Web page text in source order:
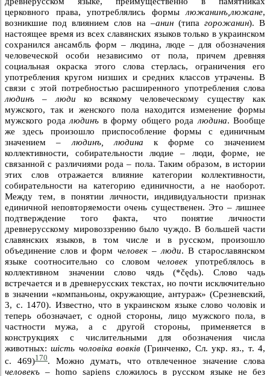
церковного права, употреблялись формы люжанинъ,люжане,
возникшие под влиянием слов на –анин(типа горожанин). В
настоящее время из всех славянских языков только в украинском
сохранился ансамбль форм – людина, люде – для обозначения
человеческой особи независимо от пола, причем древняя
социальная окраска этого слова стерлась, ограничения его
употребления кругом низших и средних классов утрачены. В
связи с этой потребностью расширенного употребления слова
людинъ – люди ко всякому человеческому существу как
мужского, так и женского пола находится изменение формы
мужского рода людинъ в форму общего рода людина. Вообще
же здесь произошло приспособление формы с единичным
значением – людинъ, людина к форме со значением
коллективности, собирательности людие – люди, форме, не
связанной с различиями рода – пола. Таким образом, в истории
этих слов отражается влияние категории коллективности,
собирательности на категорию единичности, а не наоборот.
Между тем, в понятии личности, индивидуальности признак
единичной неповторяемости очень существенен. Это – лишнее
подтверждение того факта, что понятие личности
древнерусскому мировоззрению было чуждо. В большей части
славянских языков, в том числе и в русском, произошло
объединение слов и форм человек – люди. В старославянском
языке соотносительно со словомчеловек употреблялось в
коллективном значении слово чядь (*čędь). Слово чадь
встречается и в древнерусских текстах, но почти исключительно
в значении «компаньоны, окружающие, антураж» (Срезневский,
3, с. 1470). Известно, что в украинском языке слово чоловiк и
теперь обозначает, с одной стороны, лицо мужского пола, в
частности мужа, а с другой стороны, применяется в
конструкциях с числительными для обозначения числа
животных:шiсть чоловiка вовкiв (Гринченко, Сл. укр. яз., т. 4,
с. 469)170. Можно думать, что отвлеченное значение слова
человекъ – homo sapiens сложилось в русском языке не без